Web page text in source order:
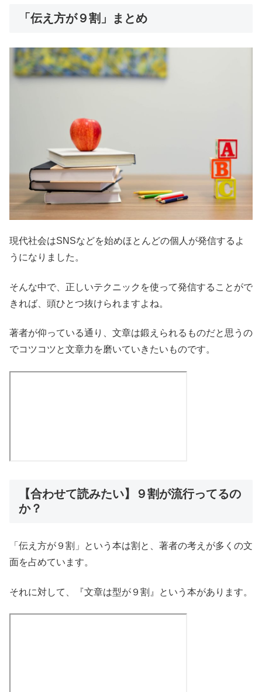
「伝え方が９割」まとめ
現代社会はSNSなどを始めほとんどの個人が発信するよ
うになりました。
そんな中で、正しいテクニックを使って発信することがで
きれば、頭ひとつ抜けられますよね。
著者が仰っている通り、文章は鍛えられるものだと思うの
でコツコツと文章力を磨いていきたいものです。
【合わせて読みたい】９割が流行ってるの
か？
「伝え方が９割」という本は割と、著者の考えが多くの文
面を占めています。
それに対して、『文章は型が９割』という本があります。